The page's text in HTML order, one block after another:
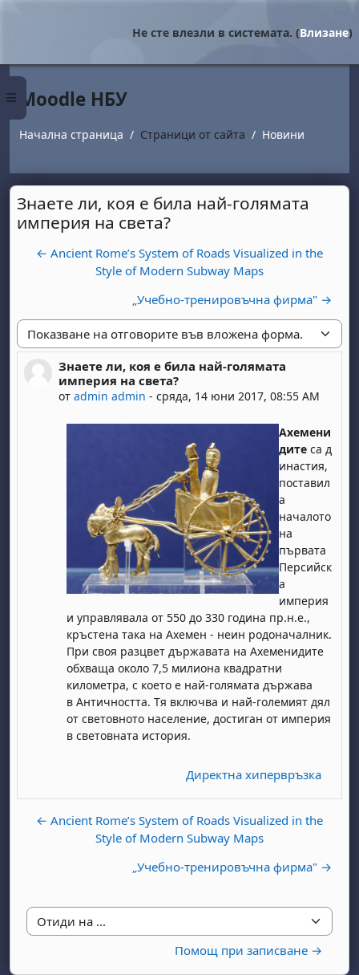
Страничен панел
Не сте влезли в системата. (Влизане)
Moodle НБУ
Начална страница Страници от сайта Новини
Знаете ли, коя е била най-голямата
империя на света?
← Ancient Rome’s System of Roads Visualized in the
Style of Modern Subway Maps
„Учебно-тренировъчна фирма" →
Начин на показване
Знаете ли, коя е била най-голямата
империя на света?
отadmin admin -сряда, 14 юни 2017, 08:55 AM
Number of replies: 0
Ахемени
дите са д
инастия,
поставил
а
началото
на
първата
Персийск
а
империя
и управлявала от 550 до 330 година пр.н.е.,
кръстена така на Ахемен - неин родоначалник.
При своя разцвет държавата на Ахеменидите
обхваща около 7,5 милиона квадратни
километра, с което е най-голямата държава
в Античността. Тя включва и най-големият дял
от световното население, достиган от империя
в световната история.
Директна хипервръзка
← Ancient Rome’s System of Roads Visualized in the
Style of Modern Subway Maps
„Учебно-тренировъчна фирма" →
Отиди на ...
Помощ при записване →
август
август
15 август
неделя, 16 август
август
август
22 август
неделя, 23 август
август
август
29 август
неделя, 30 август